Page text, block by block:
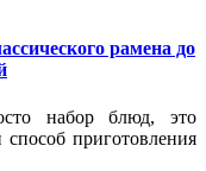
рамена до
набор блюд, это
приготовления